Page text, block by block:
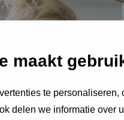
maakt
te
delen we informatie over
video
af